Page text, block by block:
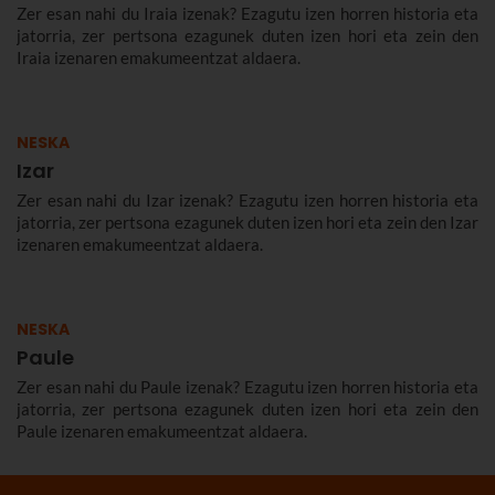
Zer esan nahi du Iraia izenak? Ezagutu izen horren historia eta
jatorria, zer pertsona ezagunek duten izen hori eta zein den
Iraia izenaren emakumeentzat aldaera.
NESKA
Izar
Zer esan nahi du Izar izenak? Ezagutu izen horren historia eta
jatorria, zer pertsona ezagunek duten izen hori eta zein den Izar
izenaren emakumeentzat aldaera.
NESKA
Paule
Zer esan nahi du Paule izenak? Ezagutu izen horren historia eta
jatorria, zer pertsona ezagunek duten izen hori eta zein den
Paule izenaren emakumeentzat aldaera.